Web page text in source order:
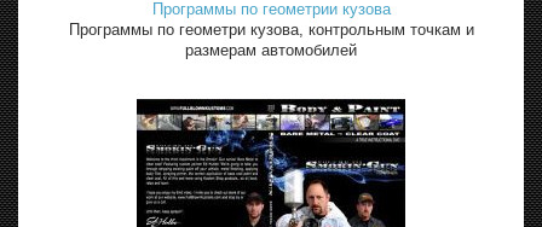
Программы по геометрии кузова
Программы по геометри кузова, контрольным точкам и
размерам автомобилей